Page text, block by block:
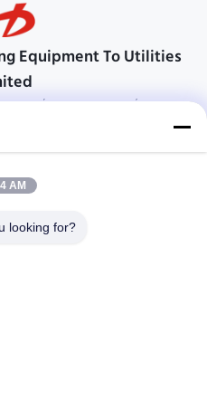
Equipment To Utilities
στις απαιτήσεις των
νομός Hongya, Κίνα
8:00
AM
looking for?